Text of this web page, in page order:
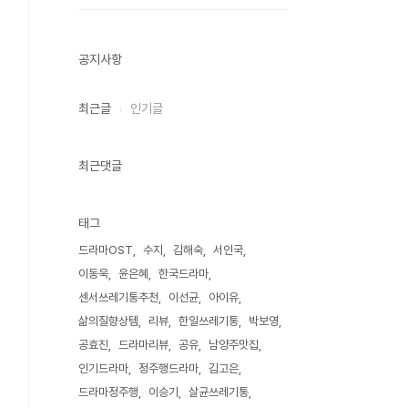
공지사항
최근글 인기글
최근댓글
태그
드라마OST 수지 김해숙
서인국
이동욱
윤은혜
한국드라마
센서쓰레기통추천
이선균
아이유
삶의질향상템
리뷰 한일쓰레기통
박보영
공효진
드라마리뷰 공유
남양주맛집
인기드라마
정주행드라마
김고은
드라마정주행
이승기 살균쓰레기통